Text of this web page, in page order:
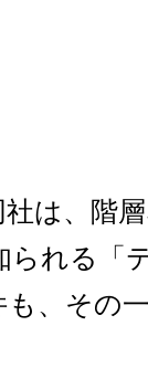
は、階
れる「
、その